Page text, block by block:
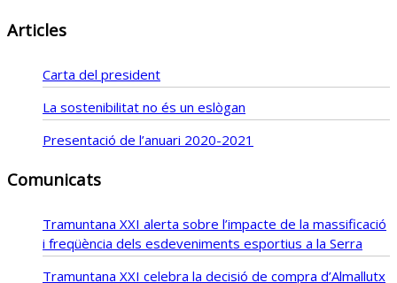
Articles
Carta del president
La sostenibilitat no és un eslògan
Presentació de l’anuari 2020-2021
Comunicats
Tramuntana XXI alerta sobre l’impacte de la massificació
i freqüència dels esdeveniments esportius a la Serra
Tramuntana XXI celebra la decisió de compra d’Almallutx